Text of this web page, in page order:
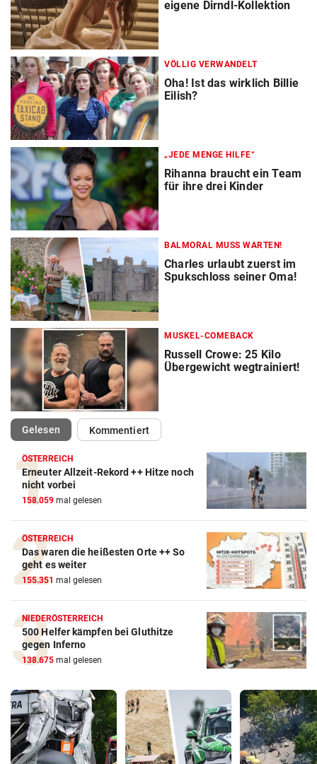
eigene Dirndl-Kollektion
VÖLLIG VERWANDELT
Oha! Ist das wirklich Billie
Eilish?
„JEDE MENGE HILFE“
Rihanna braucht ein Team
für ihre drei Kinder
BALMORAL MUSS WARTEN!
Charles urlaubt zuerst im
Spukschloss seiner Oma!
MUSKEL-COMEBACK
Russell Crowe: 25 Kilo
Übergewicht wegtrainiert!
Gelesen(ausgewählt)Kommentiert
ÖSTERREICH
Erneuter Allzeit-Rekord ++ Hitze noch
nicht vorbei
158.059 mal gelesen
ÖSTERREICH
Das waren die heißesten Orte ++ So
geht es weiter
155.351 mal gelesen
NIEDERÖSTERREICH
500 Helfer kämpfen bei Gluthitze
gegen Inferno
138.675 mal gelesen